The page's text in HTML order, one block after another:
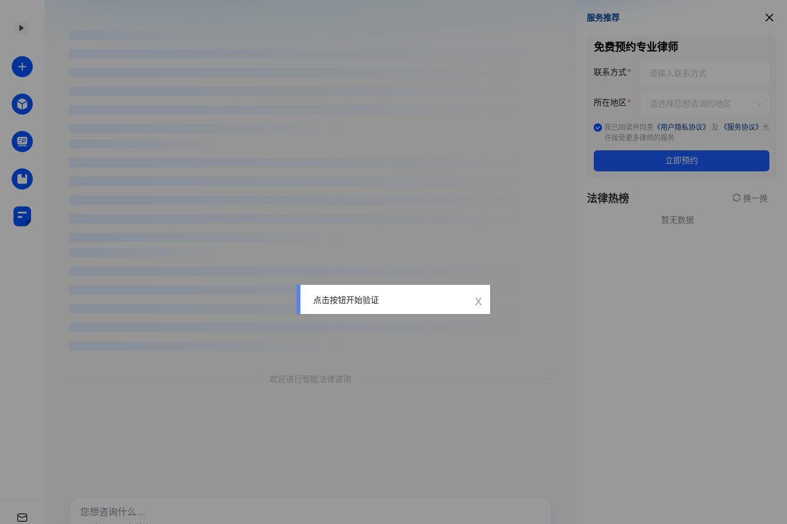
欢迎进行智能法律咨询
服务推荐
服务推荐
免费预约专业律师
联系方式
所在地区
我已阅读并同意 《用户隐私协议》 及 《服务协议》 允
许接受更多律师的服务
立即预约
法律热榜 换一换
暂无数据
点击按钮开始验证 x